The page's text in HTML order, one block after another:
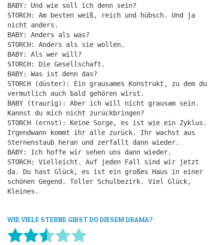
BABY: Und wie soll ich denn sein?
STORCH: Am besten weiß, reich und hübsch. Und ja
nicht anders.
BABY: Anders als was?
STORCH: Anders als sie wollen.
BABY: Als wer will?
STORCH: Die Gesellschaft.
BABY: Was ist denn das?
STORCH (düster): Ein grausames Konstrukt, zu dem du
vermutlich auch bald gehören wirst.
BABY (traurig): Aber ich will nicht grausam sein.
Kannst du mich nicht zurückbringen?
STORCH (ernst): Keine Sorge, es ist wie ein Zyklus.
Irgendwann kommt ihr alle zurück. Ihr wachst aus
Sternenstaub heran und zerfallt dann wieder.
BABY: Ich hoffe wir sehen uns dann wieder.
STORCH: Vielleicht. Auf jeden Fall sind wir jetzt
da. Du hast Glück, es ist ein großes Haus in einer
schönen Gegend. Toller Schulbezirk. Viel Glück,
Kleines.
WIE VIELE STERNE GIBST DU DIESEM DRAMA?